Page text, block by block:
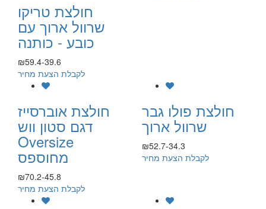
חולצת טריקו
שרוול ארוך עם
כובע - כותנה
₪59.4-39.6
לקבלת הצעת מחיר
חולצת פולו גבר
שרוול ארוך
₪52.7-34.3
לקבלת הצעת מחיר
חולצת אוברסייז
דגם סטון ווש
Oversize
מחוספס
₪70.2-45.8
לקבלת הצעת מחיר